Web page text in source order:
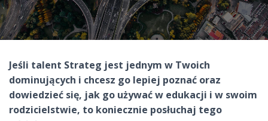
W
I
G
A
Jeśli talent Strateg jest jednym w Twoich
dominujących i chcesz go lepiej poznać oraz
dowiedzieć się, jak go używać w edukacji i w swoim
rodzicielstwie, to koniecznie posłuchaj tego